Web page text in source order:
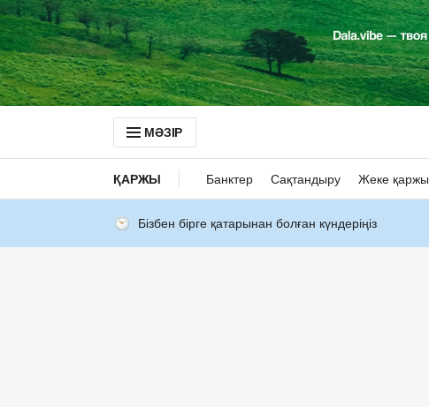
МӘЗІР
ҚАРЖЫ Банктер Сақтандыру Жеке қаржы
Бізбен бірге қатарынан болған күндеріңіз